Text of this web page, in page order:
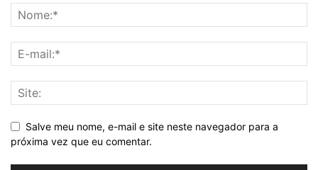
Salve meu nome, e-mail e site neste navegador para a
próxima vez que eu comentar.